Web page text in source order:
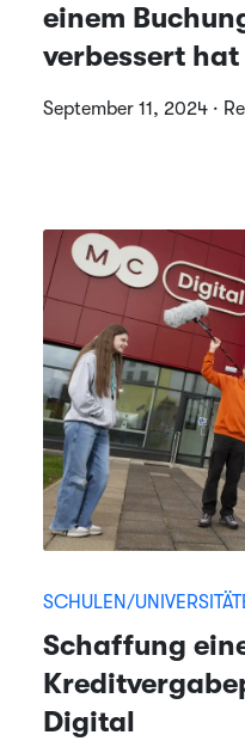
einem
verbessert hat
September 11, 2024 ·
SCHULEN/
Schaffung
Digital